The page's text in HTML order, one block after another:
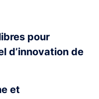
pour
d’innovation de
et